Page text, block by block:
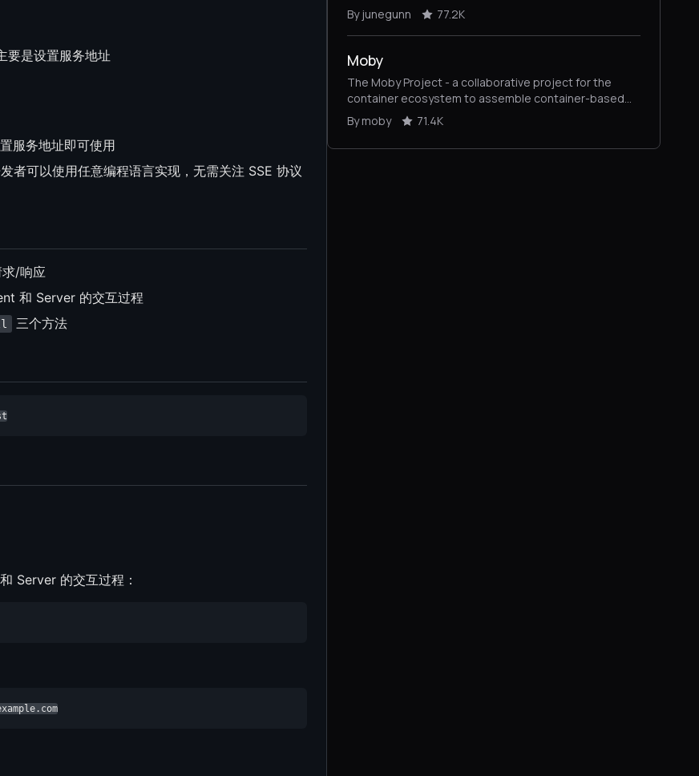
要是设置服务地址
服务地址即可使用
者可以使用任意编程语言实现，无需关注 SSE 协议
/响应
和 Server 的交互过程
三个方法
Server 的交互过程：
By junegunn
77.2K
Moby
The Moby Project - a collaborative project for the
container ecosystem to assemble container-based
systems
By moby 71.4K